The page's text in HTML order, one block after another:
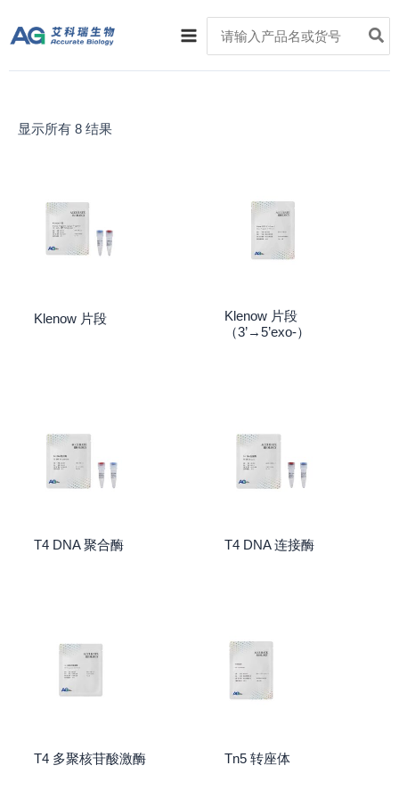
容
Main
Menu
for:
显示所有 8 结果
Klenow 片段
Klenow 片段
（3’→5’exo-）
T4 DNA 聚合酶 T4 DNA 连接酶
T4 多聚核苷酸激酶 Tn5 转座体